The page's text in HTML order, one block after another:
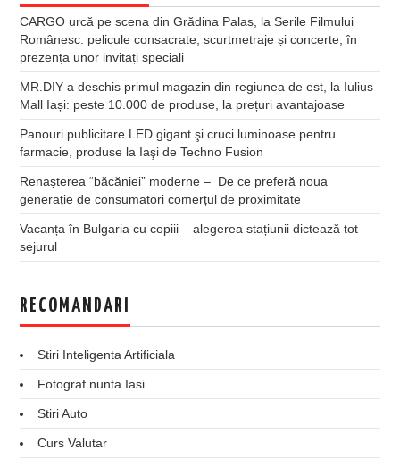
CARGO urcă pe scena din Grădina Palas, la Serile Filmului
Românesc: pelicule consacrate, scurtmetraje și concerte, în
prezența unor invitați speciali
MR.DIY a deschis primul magazin din regiunea de est, la Iulius
Mall Iași: peste 10.000 de produse, la prețuri avantajoase
Panouri publicitare LED gigant şi cruci luminoase pentru
farmacie, produse la Iaşi de Techno Fusion
Renașterea “băcăniei” moderne – De ce preferă noua
generație de consumatori comerțul de proximitate
Vacanța în Bulgaria cu copiii – alegerea stațiunii dictează tot
sejurul
RECOMANDARI
Stiri Inteligenta Artificiala
Fotograf nunta Iasi
Stiri Auto
Curs Valutar